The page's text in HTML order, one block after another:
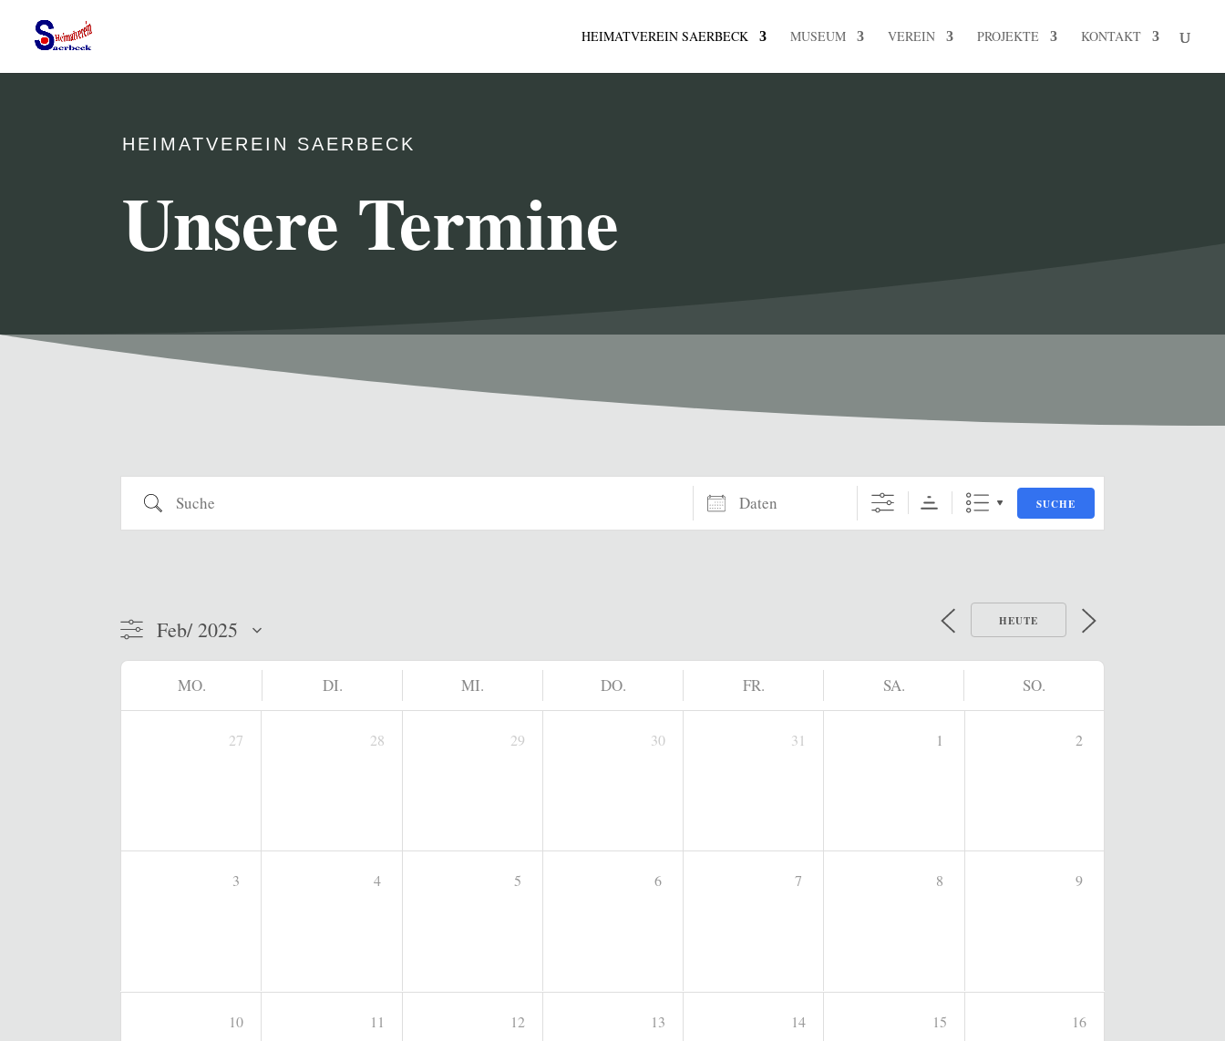
HEIMATVEREIN SAERBECK MUSEUM VEREIN PROJEKTE KONTAKT
HEIMATVEREIN SAERBECK
Unsere Termine
Suche Daten SUCHE
HEUTE
MO. DI. MI. DO. FR. SA. SO.
27 28 29 30 31 1 2
3 4 5 6 7 8 9
10 11 12 13 14 15 16